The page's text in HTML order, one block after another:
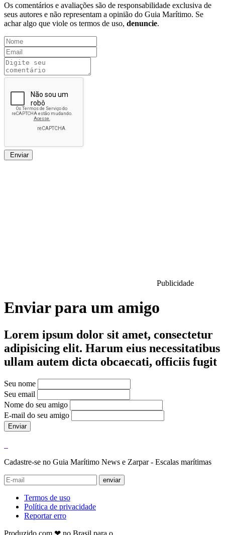
Os comentários e avaliações são de responsabilidade exclusiva de
seus autores e não representam a opinião do Guia Marítimo. Se
achar algo que viole os termos de uso, denuncie.
Enviar
Publicidade
Enviar para um amigo
Lorem ipsum dolor sit amet, consectetur
adipisicing elit. Harum eius necessitatibus
ullam autem dicta obcaecati, officiis fugit
Seu nome
Seu email
Nome do seu amigo
E-mail do seu amigo
Enviar
Cadastre-se no Guia Marítimo News e Zarpar - Escalas marítimas
enviar
Termos de uso
Política de privacidade
Reportar erro
Produzido com ❤ no Brasil para o